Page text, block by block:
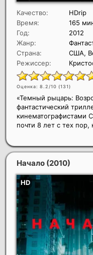
Качество:
HDrip
Время:
165
Год:
2012
Жанр:
Страна:
США,
Режиссер:
Оценка: 8.2/10 (131)
«Темный рыцарь:
фантастический
кинематографистами
почти 8 лет с тех пор,
Начало (2010)